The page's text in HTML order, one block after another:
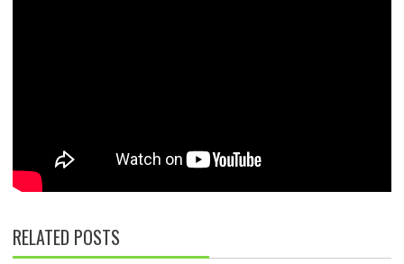
RELATED POSTS